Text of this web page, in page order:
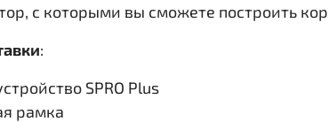
с которыми вы сможете построить
:
SPRO Plus
рамка